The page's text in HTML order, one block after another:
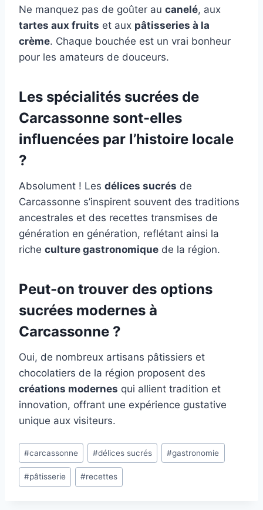
Ne manquez pas de goûter au canelé, aux
tartes aux fruits et aux pâtisseries à la
crème. Chaque bouchée est un vrai bonheur
pour les amateurs de douceurs.
Les spécialités sucrées de
Carcassonne sont-elles
influencées par l’histoire locale
?
Absolument ! Les délices sucrés de
Carcassonne s’inspirent souvent des traditions
ancestrales et des recettes transmises de
génération en génération, reflétant ainsi la
riche culture gastronomique de la région.
Peut-on trouver des options
sucrées modernes à
Carcassonne ?
Oui, de nombreux artisans pâtissiers et
chocolatiers de la région proposent des
créations modernes qui allient tradition et
innovation, offrant une expérience gustative
unique aux visiteurs.
Étiquettes
de
la
#carcassonne #délices sucrés #gastronomie
#pâtisserie #recettes